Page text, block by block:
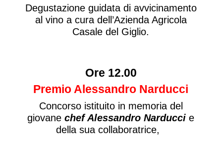
Degustazione guidata di avvicinamento
al vino a cura dell’Azienda Agricola
Casale del Giglio.
Ore 12.00
Premio Alessandro Narducci
Concorso istituito in memoria del
giovanechef Alessandro Narducci e
della sua collaboratrice,